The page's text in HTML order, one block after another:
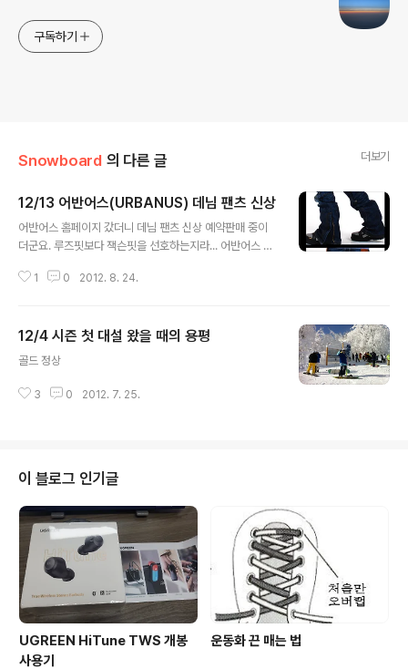
구독하기
Snowboard 의 다른 글 더보기
12/13 어반어스(URBANUS) 데님 팬츠 신상
어반어스 홈페이지 갔더니 데님 팬츠 신상 예약판매 중이
더군요. 루즈핏보다 잭슨핏을 선호하는지라... 어반어스 제
찮은 제품 많은 것 같습니다 ^^ 개인적으로 맘에 드는건 EV
1 0 2012. 8. 24.
12/4 시즌 첫 대설 왔을 때의 용평
골드 정상
3 0 2012. 7. 25.
이 블로그 인기글
UGREEN HiTune TWS 개봉
사용기
운동화 끈 매는 법